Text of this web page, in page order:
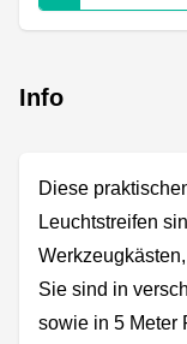
Info
Diese
Leuchtstreifen
Sie sind in
sowie in 5 Meter